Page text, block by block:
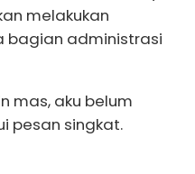
melakukan
bagian administrasi
mas, aku belum
pesan singkat.